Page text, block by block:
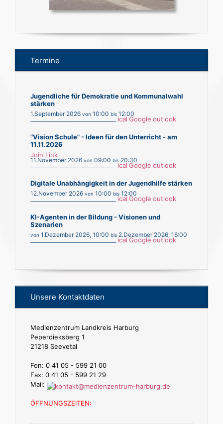
Termine
Jugendliche für Demokratie und Kommunalwahl
stärken
1.September 2026 von 10:00 bis 12:00
___________________________________________ ical Google outlook
"Vision Schule" - Ideen für den Unterricht - am
11.11.2026
Join Link
11.November 2026 von 09:00 bis 20:30
ical Google outlook
Digitale Unabhängigkeit in der Jugendhilfe stärken
12.November 2026 von 10:00 bis 12:00
ical Google outlook
KI-Agenten in der Bildung - Visionen und
Szenarien
von 1.Dezember 2026, 10:00 bis 2.Dezember 2026, 16:00
ical Google outlook
Unsere Kontaktdaten
Medienzentrum Landkreis Harburg
Peperdieksberg 1
21218 Seevetal
Fon: 0 41 05 - 599 21 00
Fax: 0 41 05 - 599 21 29
Mail:
ÖFFNUNGSZEITEN: